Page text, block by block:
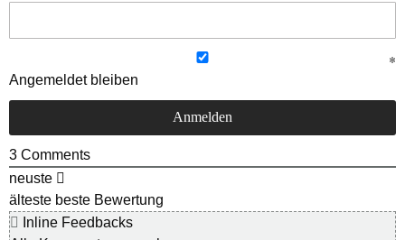
Angemeldet bleiben
3 Comments
neuste
älteste beste Bewertung
Inline Feedbacks